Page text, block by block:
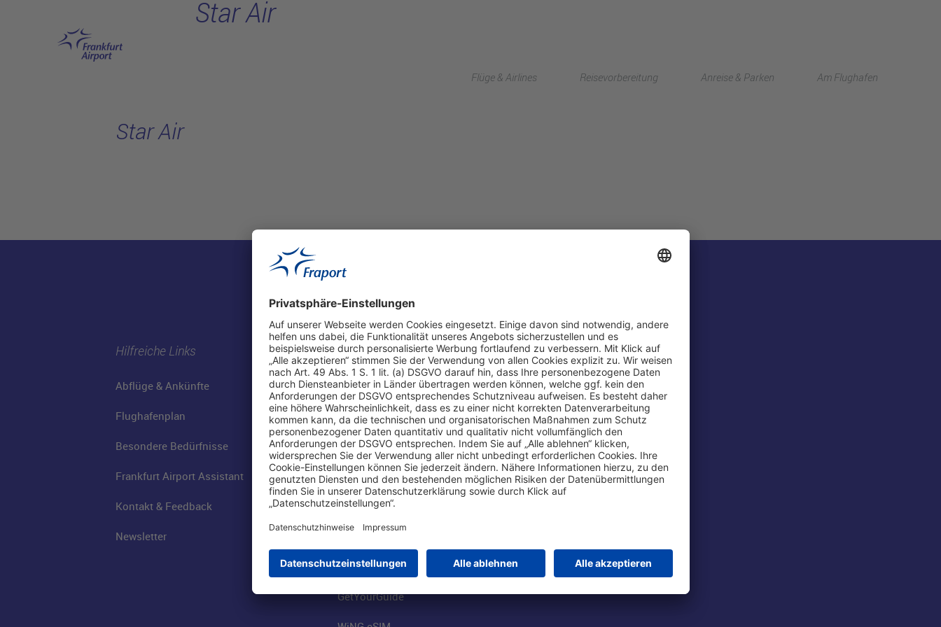
Flüge & Airlines Reisevorbereitung Anreise & Parken Am Flughafen
Star Air
Star Air
Hilfreiche Links
Abflüge & Ankünfte
Flughafenplan
Besondere Bedürfnisse
Frankfurt Airport Assistant
Kontakt & Feedback
Newsletter
Online einkaufen & buchen
Parkplätze
Online-Shop
Besucherservices
FRA SmartWay
Hotels am Standort
Mietwagen weltweit
Flüge buchen
GetYourGuide
Über uns
Fraport AG
Business am Airport
FRA Eventlocations
Jobs am Airport
Konzernstrategie